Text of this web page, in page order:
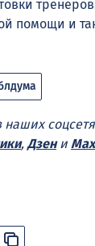
помощи и
наших
, Дзени Max